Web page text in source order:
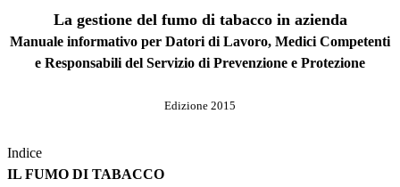
La gestione del fumo di tabacco in azienda
Manuale informativo per Datori di Lavoro, Medici Competenti
e Responsabili del Servizio di Prevenzione e Protezione
Edizione 2015
Indice
IL FUMO DI TABACCO